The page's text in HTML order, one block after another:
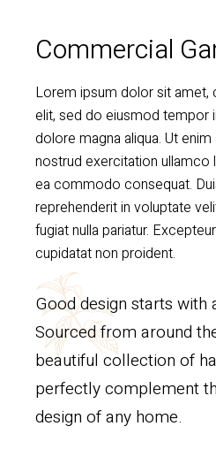
Commercial
Lorem ipsum dolor sit amet,
elit, sed do eiusmod tempor
dolore magna aliqua. Ut
nostrud exercitation ullamco
ea commodo consequat.
reprehenderit in voluptate
fugiat nulla pariatur.
cupidatat non proident.
Good design starts with
Sourced from around
beautiful collection of
perfectly complement
design of any home.